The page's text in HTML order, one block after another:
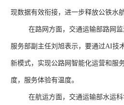
现数据有效衔接，进一步释放公铁水
在路网方面，交通运输部路网
服务部副主任刘旭表示，要通过AI技
新模式，实现公路网智能化运营和服
度，服务体验有温度。
在航运方面，交通运输部水运